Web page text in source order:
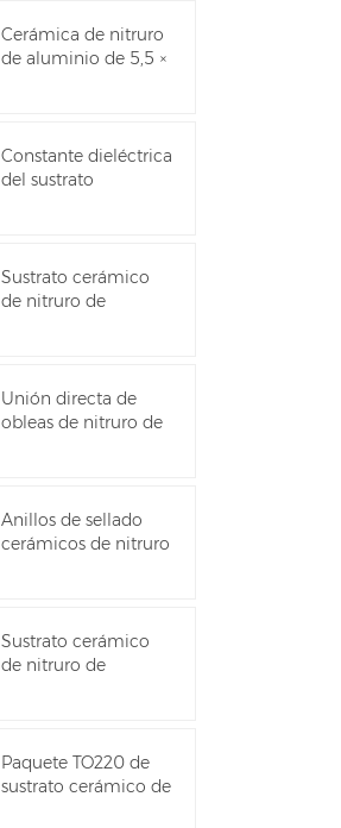
Cerámica de nitruro
de aluminio de 5,5 ×
Constante dieléctrica
del sustrato
Sustrato cerámico
de nitruro de
Unión directa de
obleas de nitruro de
Anillos de sellado
cerámicos de nitruro
Sustrato cerámico
de nitruro de
Paquete TO220 de
sustrato cerámico de